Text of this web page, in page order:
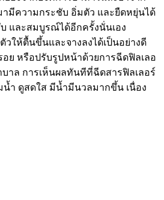
ามีความกระชับ อิ่มตัว และยืดหยุ่นได้
และสมบูรณ์ได้อีกครั้งนั่นเอง
ให้ตื้นขึ้นและจางลงได้เป็นอย่างดี
ย หรือปรับรูปหน้าด้วยการฉีดฟิลเลอ
บาล การเห็นผลทันทีที่ฉีดสารฟิลเลอร์
ำ ดูสดใส มีน้ำมีนวลมากขึ้น เนื่อง